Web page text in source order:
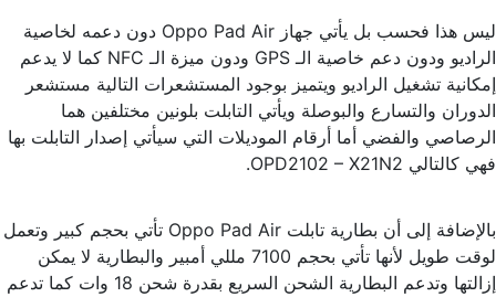
ليس هذا فحسب بل يأتي جهاز Oppo Pad Air دون دعمه لخاصية
الراديو ودون دعم خاصية الـ GPS ودون ميزة الـ NFC كما لا يدعم
إمكانية تشغيل الراديو ويتميز بوجود المستشعرات التالية مستشعر
الدوران والتسارع والبوصلة ويأتي التابلت بلونين مختلفين هما
الرصاصي والفضي أما أرقام الموديلات التي سيأتي إصدار التابلت بها
فهي كالتالي OPD2102 – X21N2.
بالإضافة إلى أن بطارية تابلت Oppo Pad Air تأتي بحجم كبير وتعمل
لوقت طويل لأنها تأتي بحجم 7100 مللي أمبير والبطارية لا يمكن
إزالتها وتدعم البطارية الشحن السريع بقدرة شحن 18 وات كما تدعم